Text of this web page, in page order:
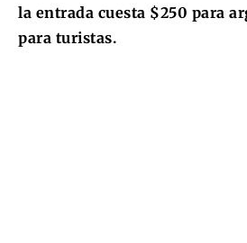
la entrada cuesta $250 para
para turistas.